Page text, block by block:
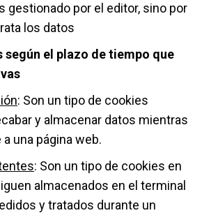
gestionado por el editor, sino por
los datos
según el plazo de tiempo que
: Son un tipo de cookies
y almacenar datos mientras
una página web.
: Son un tipo de cookies en
almacenados en el terminal
y tratados durante un